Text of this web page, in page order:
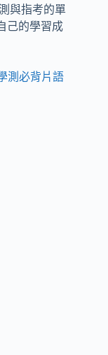
與指考的單
己的學習成
測必背片語